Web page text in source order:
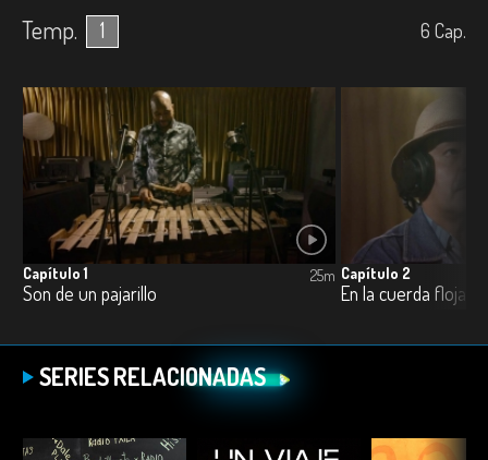
Temp. 1 6 Cap.
Capítulo 1
Son de un pajarillo
25m Capítulo 2
En la cuerda floja
SERIES RELACIONADAS